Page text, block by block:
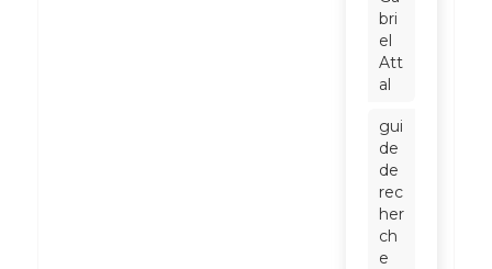
bri
el
Att
al
gui
de
de
rec
her
ch
e